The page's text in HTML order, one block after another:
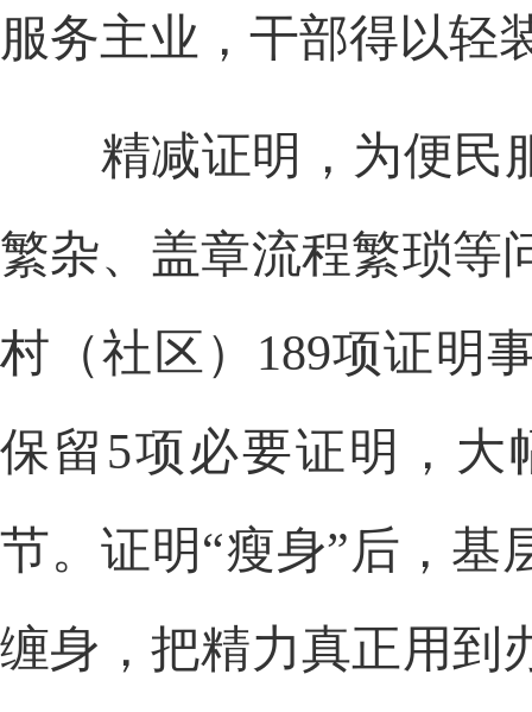
服务主业，干部得以轻
精减证明，为便民服
繁杂、盖章流程繁琐等
村（社区）189项证明
保留5项必要证明，大
节。证明“瘦身”后，基
缠身，把精力真正用到